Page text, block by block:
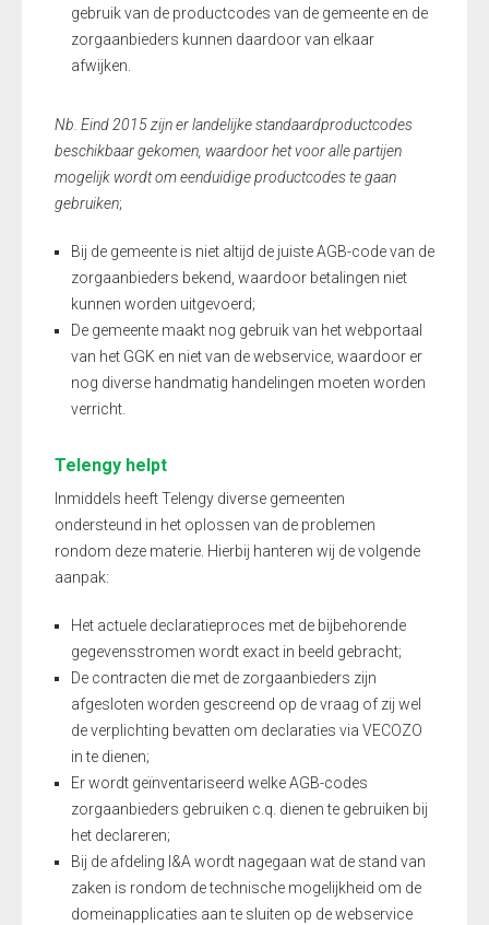
gebruik van de productcodes van de gemeente en de
zorgaanbieders kunnen daardoor van elkaar
afwijken.
Nb. Eind 2015 zijn er landelijke standaardproductcodes
beschikbaar gekomen, waardoor het voor alle partijen
mogelijk wordt om eenduidige productcodes te gaan
gebruiken;
Bij de gemeente is niet altijd de juiste AGB-code van de
zorgaanbieders bekend, waardoor betalingen niet
kunnen worden uitgevoerd;
De gemeente maakt nog gebruik van het webportaal
van het GGK en niet van de webservice, waardoor er
nog diverse handmatig handelingen moeten worden
verricht.
Telengy helpt
Inmiddels heeft Telengy diverse gemeenten
ondersteund in het oplossen van de problemen
rondom deze materie. Hierbij hanteren wij de volgende
aanpak:
Het actuele declaratieproces met de bijbehorende
gegevensstromen wordt exact in beeld gebracht;
De contracten die met de zorgaanbieders zijn
afgesloten worden gescreend op de vraag of zij wel
de verplichting bevatten om declaraties via VECOZO
in te dienen;
Er wordt geïnventariseerd welke AGB-codes
zorgaanbieders gebruiken c.q. dienen te gebruiken bij
het declareren;
Bij de afdeling I&A wordt nagegaan wat de stand van
zaken is rondom de technische mogelijkheid om de
domeinapplicaties aan te sluiten op de webservice